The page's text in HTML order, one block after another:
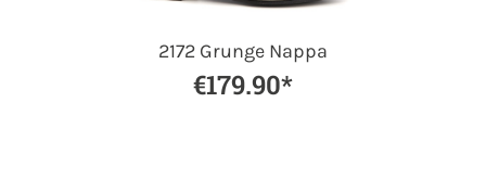
2172 Grunge Nappa
€179.90*